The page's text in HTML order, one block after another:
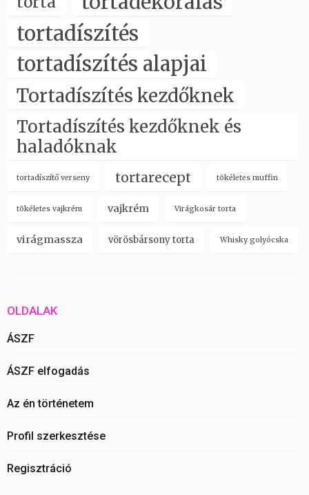
tortadíszítés
tortadíszítés alapjai
Tortadíszítés kezdőknek
Tortadíszítés kezdőknek és
haladóknak
tortadíszítő verseny tortarecept tökéletes muffin
tökéletes vajkrém vajkrém Virágkosár torta
virágmassza vörösbársony torta Whisky golyócska
OLDALAK
ÁSZF
ÁSZF elfogadás
Az én történetem
Profil szerkesztése
Regisztráció